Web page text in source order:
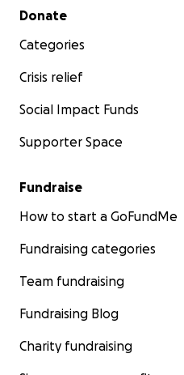
Secondary menu
Donate
Categories
Crisis relief
Social Impact Funds
Supporter Space
Fundraise
How to start a GoFundMe
Fundraising categories
Team fundraising
Fundraising Blog
Charity fundraising